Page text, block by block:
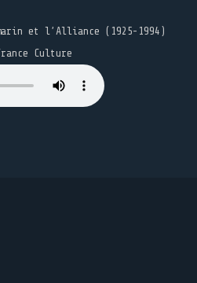
et l’Alliance (1925-1994)
Culture